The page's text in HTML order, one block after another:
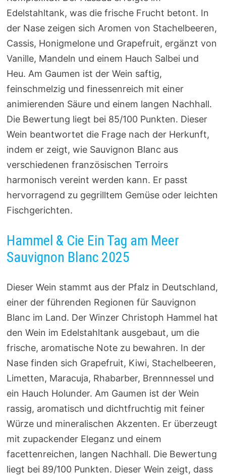
Edelstahltank, was die frische Frucht betont. In
der Nase zeigen sich Aromen von Stachelbeeren,
Cassis, Honigmelone und Grapefruit, ergänzt von
Vanille, Mandeln und einem Hauch Salbei und
Heu. Am Gaumen ist der Wein saftig,
feinschmelzig und finessenreich mit einer
animierenden Säure und einem langen Nachhall.
Die Bewertung liegt bei 85/100 Punkten. Dieser
Wein beantwortet die Frage nach der Herkunft,
indem er zeigt, wie Sauvignon Blanc aus
verschiedenen französischen Terroirs
harmonisch vereint werden kann. Er passt
hervorragend zu gegrilltem Gemüse oder leichten
Fischgerichten.
Hammel & Cie Ein Tag am Meer
Sauvignon Blanc 2025
Dieser Wein stammt aus der Pfalz in Deutschland,
einer der führenden Regionen für Sauvignon
Blanc im Land. Der Winzer Christoph Hammel hat
den Wein im Edelstahltank ausgebaut, um die
frische, aromatische Note zu bewahren. In der
Nase finden sich Grapefruit, Kiwi, Stachelbeeren,
Limetten, Maracuja, Rhabarber, Brennnessel und
ein Hauch Holunder. Am Gaumen ist der Wein
rassig, aromatisch und dichtfruchtig mit feiner
Würze und mineralischen Akzenten. Er überzeugt
mit zupackender Eleganz und einem
facettenreichen, langen Nachhall. Die Bewertung
liegt bei 89/100 Punkten. Dieser Wein zeigt, dass